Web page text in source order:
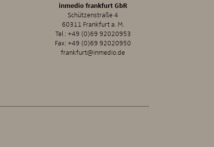
inmedio frankfurt GbR
Schützenstraße 4
60311 Frankfurt a. M.
Tel.:+49 (0)69 92020953
Fax: +49 (0)69 92020950
frankfurt@inmedio.de